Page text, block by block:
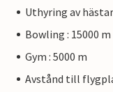
Uthyring av
Bowling : 15000 m
Gym : 5000 m
Avstånd till